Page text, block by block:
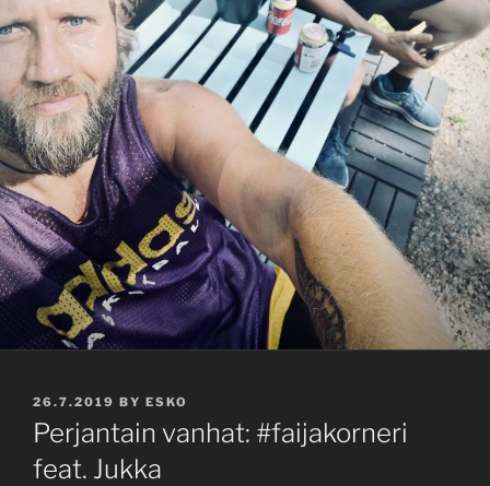
POSTED
ON
26.7.2019 BY ESKO
Perjantain vanhat: #faijakorneri
feat. Jukka